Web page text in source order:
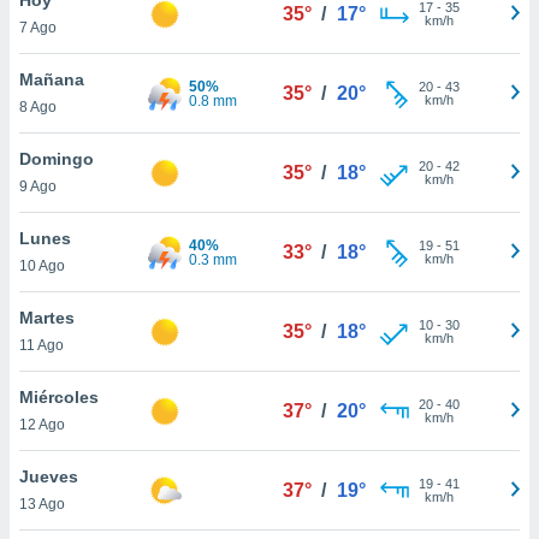
y
en
más
de
7 Ago
35° / 17° 17- 35
km/h
Mañana
8 Ago
50%
0.8 mm
35° / 20° 20- 43
km/h
Domingo
9 Ago
35° / 18° 20- 42
km/h
Lunes
10 Ago
40%
0.3 mm
33° / 18° 19- 51
km/h
Martes
11 Ago
35° / 18° 10- 30
km/h
Miércoles
12 Ago
37° / 20° 20- 40
km/h
Jueves
13 Ago
37° / 19° 19- 41
km/h